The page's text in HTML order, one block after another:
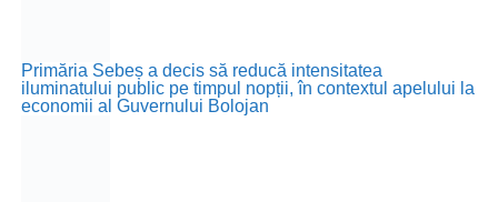
Primăria Sebeș a decis să reducă intensitatea
iluminatului public pe timpul nopții, în contextul apelului la
economii al Guvernului Bolojan